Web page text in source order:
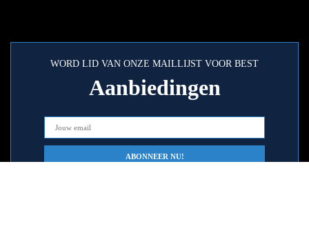
WORD LID VAN ONZE MAILLIJST VOOR BEST
Aanbiedingen